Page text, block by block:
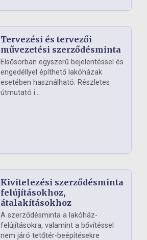
Tervezési és tervezői
művezetési szerződésminta
Elsősorban egyszerű bejelentéssel és
engedéllyel építhető lakóházak
esetében használható. Részletes
útmutató i...
Kivitelezési szerződésminta
felújításokhoz,
átalakításokhoz
A szerződésminta a lakóház-
felújításokra, valamint a bővítéssel
nem járó tetőtér-beépítésekre